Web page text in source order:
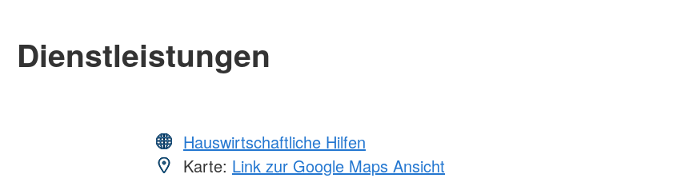
Dienstleistungen
Hauswirtschaftliche Hilfen
Karte: Link zur Google Maps Ansicht